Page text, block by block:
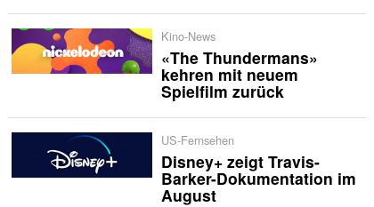
Kino-News
«The Thundermans»
kehren mit neuem
Spielfilm zurück
US-Fernsehen
Disney+ zeigt Travis-
Barker-Dokumentation im
August